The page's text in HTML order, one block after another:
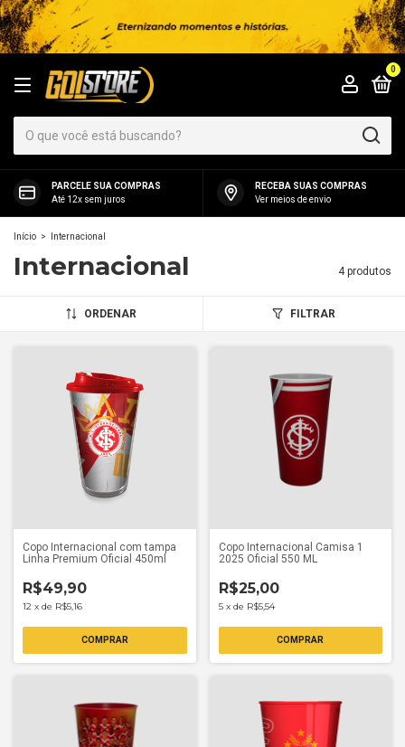
0
PARCELE SUA COMPRAS
Até 12x sem juros
RECEBA SUAS COMPRAS
Ver meios de envio
Início > Internacional
Internacional 4 produtos
ORDENAR FILTRAR
Copo Internacional com tampa
Linha Premium Oficial 450ml
R$49,90
12 x de R$5,16
Copo Internacional Camisa 1
2025 Oficial 550 ML
R$25,00
5 x de R$5,54